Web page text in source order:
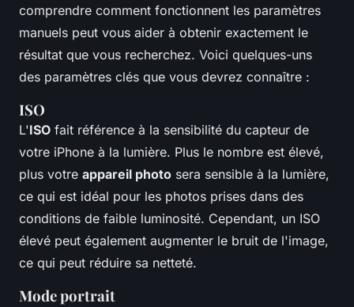
comprendre comment fonctionnent les paramètres
manuels peut vous aider à obtenir exactement le
résultat que vous recherchez. Voici quelques-uns
des paramètres clés que vous devrez connaître :
ISO
L'ISO fait référence à la sensibilité du capteur de
votre iPhone à la lumière. Plus le nombre est élevé,
plus votre appareil photo sera sensible à la lumière,
ce qui est idéal pour les photos prises dans des
conditions de faible luminosité. Cependant, un ISO
élevé peut également augmenter le bruit de l'image,
ce qui peut réduire sa netteté.
Mode portrait